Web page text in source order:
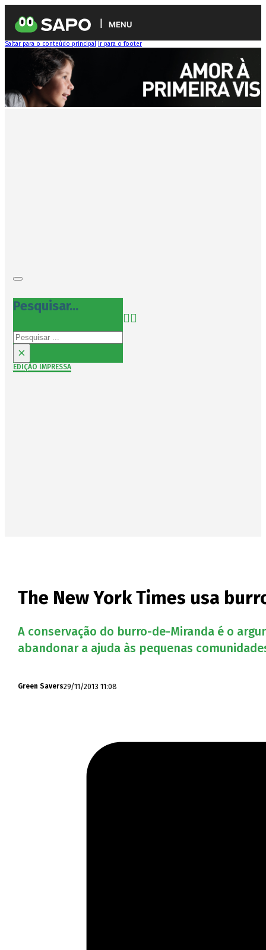
MENU
Saltar para o conteúdo principal Ir para o footer
Pesquisar...
Pesquisar
×
EDIÇÃO IMPRESSA
The New York Times usa
A conservação do burro-de-Miranda é o
abandonar a ajuda às pequenas
Green Savers29/11/2013 11:08